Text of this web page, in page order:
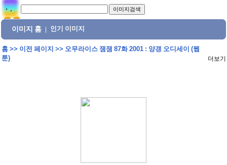
이미지 홈 인기 이미지
홈>> 이전 페이지 >> 오무라이스 잼잼 87화 2001 : 양갱 오디세이 (웹
툰)
더보기